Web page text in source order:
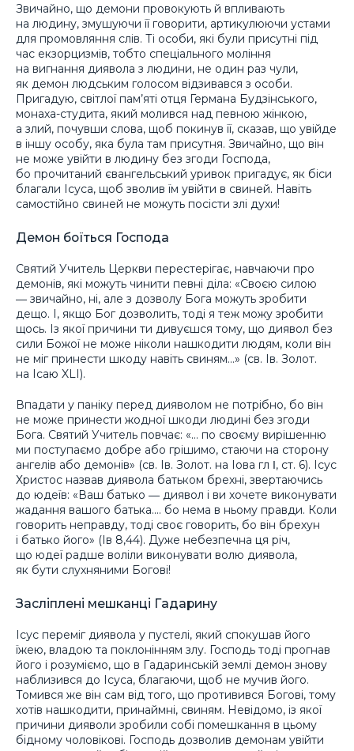
Звичайно, що демони провокують й впливають
на людину, змушуючи її говорити, артикулюючи устами
для промовляння слів. Ті особи, які були присутні під
час екзорцизмів, тобто спеціального моління
на вигнання диявола з людини, не один раз чули,
як демон людським голосом відзивався з особи.
Пригадую, світлої пам’яті отця Германа Будзінського,
монаха-студита, який молився над певною жінкою,
а злий, почувши слова, щоб покинув її, сказав, що увійде
в іншу особу, яка була там присутня. Звичайно, що він
не може увійти в людину без згоди Господа,
бо прочитаний євангельський уривок пригадує, як біси
благали Ісуса, щоб зволив їм увійти в свиней. Навіть
самостійно свиней не можуть посісти злі духи!
Демон боїться Господа
Святий Учитель Церкви перестерігає, навчаючи про
демонів, які можуть чинити певні діла: «Своєю силою
― звичайно, ні, але з дозволу Бога можуть зробити
дещо. І, якщо Бог дозволить, тоді я теж можу зробити
щось. Із якої причини ти дивуєшся тому, що диявол без
сили Божої не може ніколи нашкодити людям, коли він
не міг принести шкоду навіть свиням…» (св. Ів. Золот.
на Ісаю XLI).
Впадати у паніку перед дияволом не потрібно, бо він
не може принести жодної шкоди людині без згоди
Бога. Святий Учитель повчає: «… по своєму вирішенню
ми поступаємо добре або грішимо, стаючи на сторону
ангелів або демонів» (св. Ів. Золот. на Іова гл Ι, ст. 6). Ісус
Христос назвав диявола батьком брехні, звертаючись
до юдеїв: «Ваш батько ― диявол і ви хочете виконувати
жадання вашого батька.… бо нема в ньому правди. Коли
говорить неправду, тоді своє говорить, бо він брехун
і батько його» (Ів 8,44). Дуже небезпечна ця річ,
що юдеї радше воліли виконувати волю диявола,
як бути слухняними Богові!
Засліплені мешканці Гадарину
Ісус переміг диявола у пустелі, який спокушав його
їжею, владою та поклонінням злу. Господь тоді прогнав
його і розуміємо, що в Гадаринській землі демон знову
наблизився до Ісуса, благаючи, щоб не мучив його.
Томився же він сам від того, що противився Богові, тому
хотів нашкодити, принаймні, свиням. Невідомо, із якої
причини дияволи зробили собі помешкання в цьому
бідному чоловікові. Господь дозволив демонам увійти